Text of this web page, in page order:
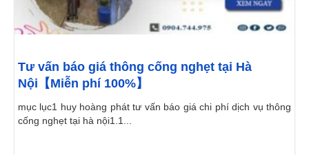
Tư vấn báo giá thông cống nghẹt tại Hà
Nội【Miễn phí 100%】
mục lục1 huy hoàng phát tư vấn báo giá chi phí dịch vụ thông
cống nghẹt tại hà nội1.1...